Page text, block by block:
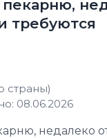
требуются
страны)
08.06.2026
недалеко